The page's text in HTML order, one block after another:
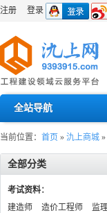
注册 登录
全站导航
当前位置： 首页 » 氿上商城 »
全部分类
考试资料：
建造师
造价工程师 监